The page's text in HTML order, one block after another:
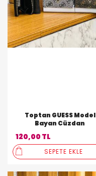
Toptan GUESS Model
Bayan Cüzdan
120,00 TL
SEPETE EKLE